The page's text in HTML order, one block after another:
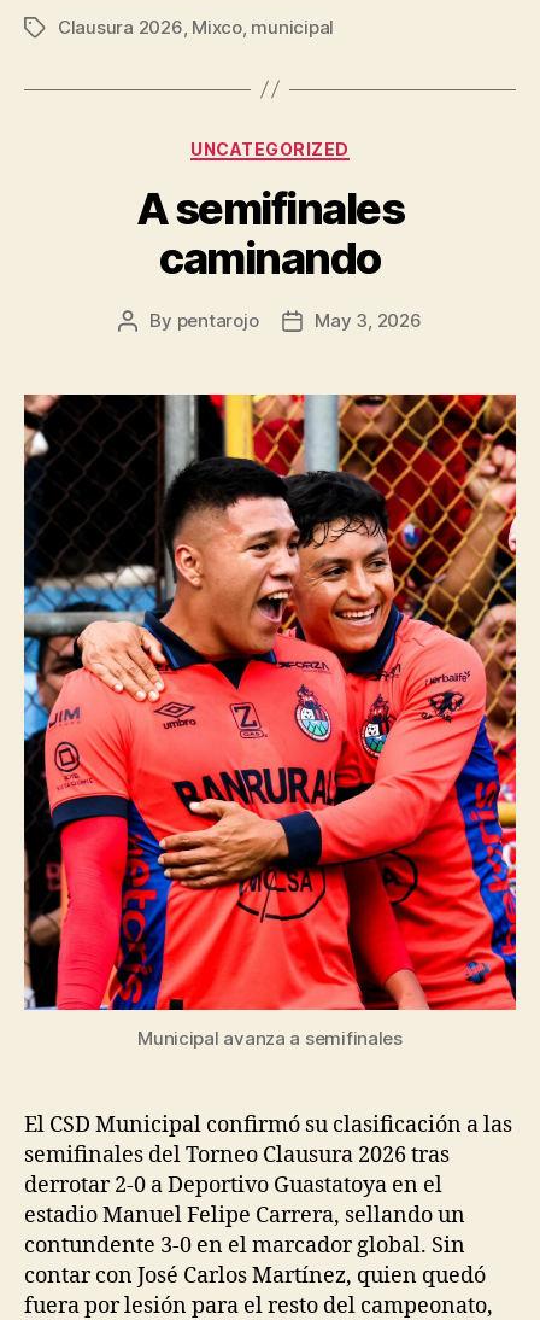
TagsClausura 2026, Mixco, municipal
Categories
UNCATEGORIZED
A semifinales
caminando
Post
By pentarojo
PostMay 3, 2026
Municipal avanza a semifinales
El CSD Municipal confirmó su clasificación a las
semifinales del Torneo Clausura 2026 tras
derrotar 2-0 a Deportivo Guastatoya en el
estadio Manuel Felipe Carrera, sellando un
contundente 3-0 en el marcador global. Sin
contar con José Carlos Martínez, quien quedó
fuera por lesión para el resto del campeonato,